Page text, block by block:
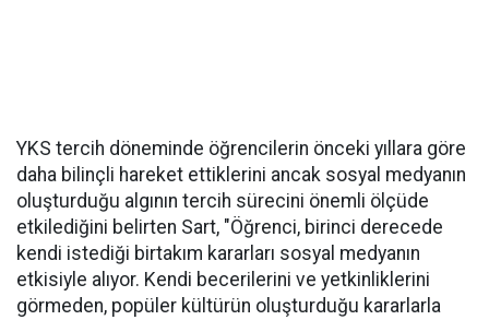
YKS tercih döneminde öğrencilerin önceki yıllara göre
daha bilinçli hareket ettiklerini ancak sosyal medyanın
oluşturduğu algının tercih sürecini önemli ölçüde
etkilediğini belirten Sart, "Öğrenci, birinci derecede
kendi istediği birtakım kararları sosyal medyanın
etkisiyle alıyor. Kendi becerilerini ve yetkinliklerini
görmeden, popüler kültürün oluşturduğu kararlarla